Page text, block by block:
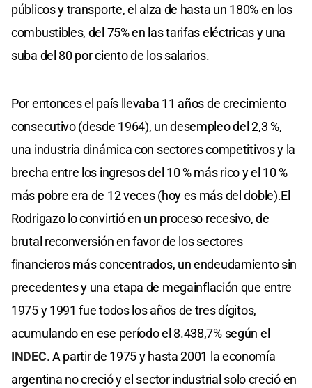
públicos y transporte, el alza de hasta un 180% en los
combustibles, del 75% en las tarifas eléctricas y una
suba del 80 por ciento de los salarios.
Por entonces el país llevaba 11 años de crecimiento
consecutivo (desde 1964), un desempleo del 2,3 %,
una industria dinámica con sectores competitivos y la
brecha entre los ingresos del 10 % más rico y el 10 %
más pobre era de 12 veces (hoy es más del doble).El
Rodrigazo lo convirtió en un proceso recesivo, de
brutal reconversión en favor de los sectores
financieros más concentrados, un endeudamiento sin
precedentes y una etapa de megainflación que entre
1975 y 1991 fue todos los años de tres dígitos,
acumulando en ese período el 8.438,7% según el
INDEC. A partir de 1975 y hasta 2001 la economía
argentina no creció y el sector industrial solo creció en